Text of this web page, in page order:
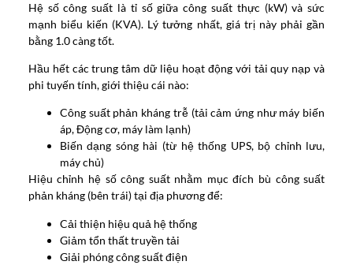
Hệ số công suất là tỉ số giữa công suất thực (kW) và sức
mạnh biểu kiến (KVA). Lý tưởng nhất, giá trị này phải gần
bằng 1.0 càng tốt.
Hầu hết các trung tâm dữ liệu hoạt động với tải quy nạp và
phi tuyến tính, giới thiệu cái nào:
Công suất phản kháng trễ (tải cảm ứng như máy biến
áp, Động cơ, máy làm lạnh)
Biến dạng sóng hài (từ hệ thống UPS, bộ chỉnh lưu,
máy chủ)
Hiệu chỉnh hệ số công suất nhằm mục đích bù công suất
phản kháng (bên trái) tại địa phương để:
Cải thiện hiệu quả hệ thống
Giảm tổn thất truyền tải
Giải phóng công suất điện